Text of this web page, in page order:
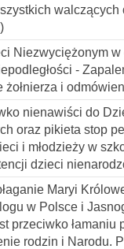
walczących
Niezwyciężonym
-
żołnierza i
nienawiści do
oraz pikieta stop
i młodzieży w
dzieci
Maryi
w Polsce i
przeciwko łamaniu
rodzin i Narodu.